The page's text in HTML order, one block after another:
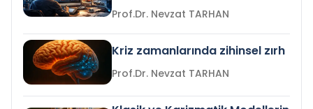
Prof.Dr. Nevzat TARHAN
Kriz zamanlarında zihinsel zırh
Prof.Dr. Nevzat TARHAN